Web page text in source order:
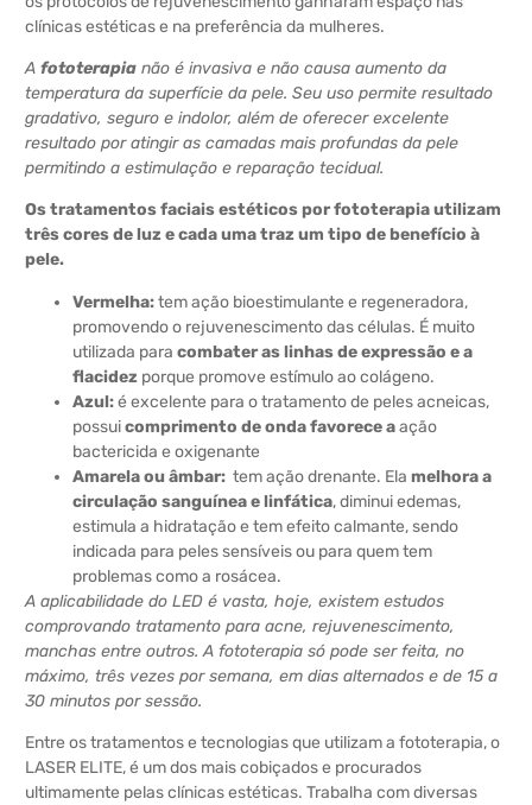
clínicas estéticas e na preferência da mulheres.
A fototerapia não é invasiva e não causa aumento da
temperatura da superfície da pele. Seu uso permite resultado
gradativo, seguro e indolor, além de oferecer excelente
resultado por atingir as camadas mais profundas da pele
permitindo a estimulação e reparação tecidual.
Os tratamentos faciais estéticos por fototerapia utilizam
três cores de luz e cada uma traz um tipo de benefício à
pele.
Vermelha:tem ação bioestimulante e regeneradora,
promovendo o rejuvenescimento das células. É muito
utilizada para combater as linhas de expressão e a
flacidez porque promove estímulo ao colágeno.
Azul:é excelente para o tratamento de peles acneicas,
possuicomprimento de onda favorece aação
bactericida e oxigenante
Amarela ou âmbar: tem ação drenante. Ela melhora a
circulação sanguínea e linfática, diminui edemas,
estimula a hidratação e tem efeito calmante, sendo
indicada para peles sensíveis ou para quem tem
problemas como a rosácea.
A aplicabilidade do LED é vasta, hoje, existem estudos
comprovando tratamento para acne, rejuvenescimento,
manchas entre outros. A fototerapia só pode ser feita, no
máximo, três vezes por semana, em dias alternados e de 15 a
30 minutos por sessão.
Entre os tratamentos e tecnologias que utilizam a fototerapia, o
LASER ELITE, é um dos mais cobiçados e procurados
ultimamente pelas clínicas estéticas. Trabalha com diversas